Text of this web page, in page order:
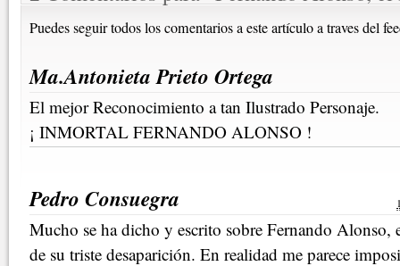
Puedes seguir todos los comentarios a este artículo a traves del
Ma.Antonieta Prieto Ortega
El mejor Reconocimiento a tan Ilustrado Personaje.
¡ INMORTAL FERNANDO ALONSO !
Pedro Consuegra
Mucho se ha dicho y escrito sobre Fernando Alonso,
de su triste desaparición. En realidad me parece